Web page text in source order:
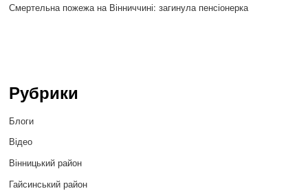
Смертельна пожежа на Вінниччині: загинула пенсіонерка
Рубрики
Блоги
Відео
Вінницький район
Гайсинський район